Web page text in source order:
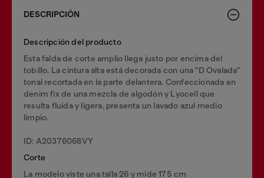
DESCRIPCIÓN
Descripción del producto
Esta falda de corte amplio llega justo por encima del
tobillo. La cintura alta está decorada con una "D Ovalada"
tonal recortada en la parte delantera. Confeccionada en
denim fix de una mezcla de algodón y Lyocell que
resulta fluida y ligera, presenta un lavado azul medio
limpio.
ID: A20376068VY
Corte
La modelo viste una talla 26 y mide 175 cm